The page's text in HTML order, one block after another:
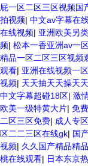
屁一区二区三区视频国
拍视频| 中文av字幕在
在线视频| 亚洲欧美另
频| 松本一香亚洲av一
精品一区二区三区视频
观看| 亚洲在线视频一
视频| 天天抽天天操天
中文字幕超碰18区| 激
欧美一级特黄大片| 免
二区三区免费| 成人专
区二二三区在线gk| 国
视频| 久久国产精品精
桃在线观看| 日本东京